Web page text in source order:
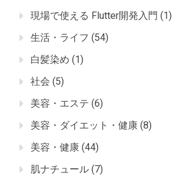
現場で使える Flutter開発入門 (1)
生活・ライフ (54)
白髪染め (1)
社会 (5)
美容・エステ (6)
美容・ダイエット・健康 (8)
美容・健康 (44)
肌ナチュール (7)